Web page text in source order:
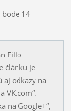
14
Fillo
článku je
aj odkazy na
VK.com“,
na Goo­gle+“,